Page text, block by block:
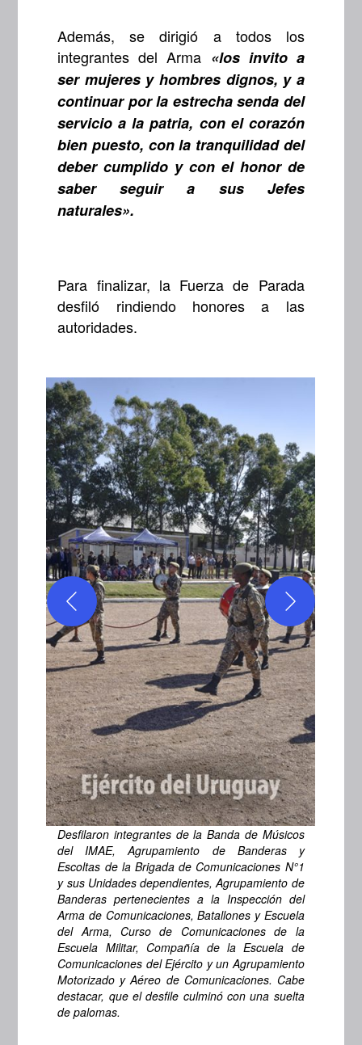
Además, se dirigió a todos los
integrantes del Arma «los invito a
ser mujeres y hombres dignos, y a
continuar por la estrecha senda del
servicio a la patria, con el corazón
bien puesto, con la tranquilidad del
deber cumplido y con el honor de
saber seguir a sus Jefes
naturales».
Para finalizar, la Fuerza de Parada
desfiló rindiendo honores a las
autoridades.
Desfilaron integrantes de la Banda de Músicos
del IMAE, Agrupamiento de Banderas y
Escoltas de la Brigada de Comunicaciones N°1
y sus Unidades dependientes, Agrupamiento de
Banderas pertenecientes a la Inspección del
Arma de Comunicaciones, Batallones y Escuela
del Arma, Curso de Comunicaciones de la
Escuela Militar, Compañía de la Escuela de
Comunicaciones del Ejército y un Agrupamiento
Motorizado y Aéreo de Comunicaciones. Cabe
destacar, que el desfile culminó con una suelta
de palomas.